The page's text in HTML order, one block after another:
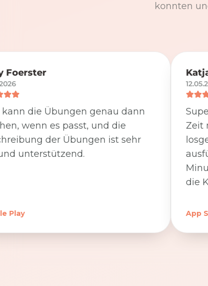
konnten
Foerster
die Übungen genau dann
wenn es passt, und die
der Übungen ist sehr
unterstützend.
Play
Zeit
die
App